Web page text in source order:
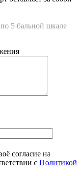
5 бальной шкале
согласие на
с Политикой